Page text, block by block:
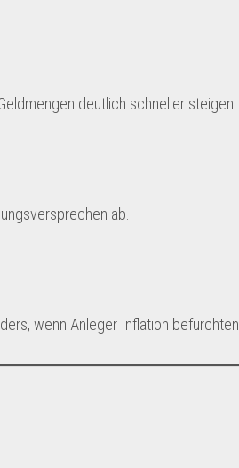
deutlich schneller steigen.
ab.
wenn Anleger Inflation befürchten.